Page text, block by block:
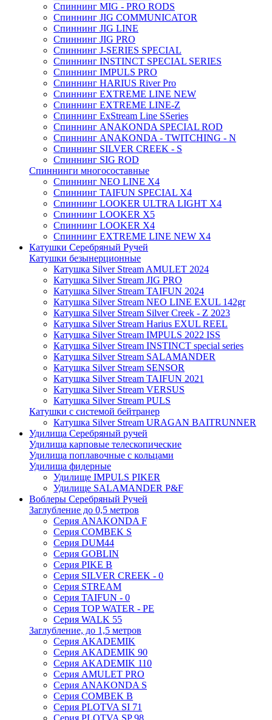
Спиннинг MIG - PRO RODS
Спиннинг JIG COMMUNICATOR
Спиннинг JIG LINE
Спиннинг JIG PRO
Спиннинг J-SERIES SPECIAL
Спиннинг INSTINCT SPECIAL SERIES
Спиннинг IMPULS PRO
Спиннинг HARIUS River Pro
Спиннинг EXTREME LINE NEW
Спиннинг EXTREME LINE-Z
Спиннинг ExStream Line SSeries
Спиннинг ANAKONDA SPECIAL ROD
Спиннинг ANAKONDA - TWITCHING - N
Спиннинг SILVER CREEK - S
Спиннинг SIG ROD
Спиннинги многосоставные
Спиннинг NEO LINE X4
Спиннинг TAIFUN SPECIAL X4
Спиннинг LOOKER ULTRA LIGHT X4
Спиннинг LOOKER X5
Спиннинг LOOKER X4
Спиннинг EXTREME LINE NEW X4
Катушки Серебряный Ручей
Катушки безынерционные
Катушка Silver Stream AMULET 2024
Катушка Silver Stream JIG PRO
Катушка Silver Stream TAIFUN 2024
Катушка Silver Stream NEO LINE EXUL 142gr
Катушка Silver Stream Silver Creek - Z 2023
Катушка Silver Stream Harius EXUL REEL
Катушка Silver Stream IMPULS 2022 ISS
Катушка Silver Stream INSTINCT special series
Катушка Silver Stream SALAMANDER
Катушка Silver Stream SENSOR
Катушка Silver Stream TAIFUN 2021
Катушка Silver Stream VERSUS
Катушка Silver Stream PULS
Катушки с системой бейтранер
Катушка Silver Stream URAGAN BAITRUNNER
Удилища Серебряный ручей
Удилища карповые телескопические
Удилища поплавочные с кольцами
Удилища фидерные
Удилище IMPULS PIKER
Удилище SALAMANDER P&F
Воблеры Серебряный Ручей
Заглубление до 0,5 метров
Серия ANAKONDA F
Серия COMBEK S
Серия DUM44
Серия GOBLIN
Серия PIKE B
Серия SILVER CREEK - 0
Серия STREAM
Серия TAIFUN - 0
Серия TOP WATER - PE
Серия WALK 55
Заглубление, до 1,5 метров
Серия AKADEMIK
Серия AKADEMIK 90
Серия AKADEMIK 110
Серия AMULET PRO
Серия ANAKONDA S
Серия COMBEK B
Серия PLOTVA SI 71
Серия PLOTVA SP 98